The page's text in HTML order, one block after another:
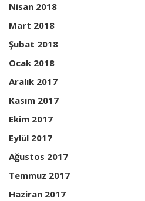
Nisan 2018
Mart 2018
Şubat 2018
Ocak 2018
Aralık 2017
Kasım 2017
Ekim 2017
Eylül 2017
Ağustos 2017
Temmuz 2017
Haziran 2017